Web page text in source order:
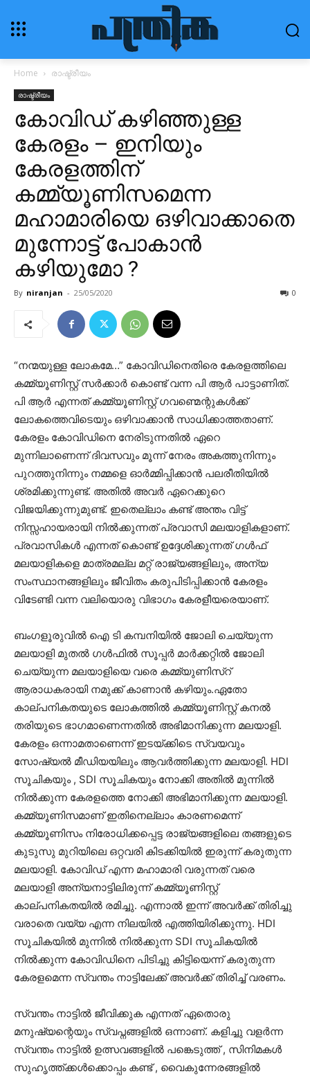
Home രാഷ്ട്രീയം
രാഷ്ട്രീയം
കോവിഡ് കഴിഞ്ഞുള്ള
കേരളം – ഇനിയും
കേരളത്തിന്
കമ്മ്യൂണിസമെന്ന
മഹാമാരിയെ ഒഴിവാക്കാതെ
മുന്നോട്ട് പോകാൻ
കഴിയുമോ ?
By niranjan - 25/05/2020 0
“നന്മയുള്ള ലോകമേ…” കോവിഡിനെതിരെ കേരളത്തിലെ
കമ്മ്യൂണിസ്റ്റ് സർക്കാർ കൊണ്ട് വന്ന പി ആർ പാട്ടാണിത്.
പി ആർ എന്നത് കമ്മ്യൂണിസ്റ്റ് ഗവണ്മെന്റുകൾക്ക്
ലോകത്തെവിടെയും ഒഴിവാക്കാൻ സാധിക്കാത്തതാണ്.
കേരളം കോവിഡിനെ നേരിടുന്നതിൽ ഏറെ
മുന്നിലാണെന്ന് ദിവസവും മൂന്ന് നേരം അകത്തുനിന്നും
പുറത്തുനിന്നും നമ്മളെ ഓർമ്മിപ്പിക്കാൻ പലരീതിയിൽ
ശ്രമിക്കുന്നുണ്ട്. അതിൽ അവർ ഏറെക്കുറെ
വിജയിക്കുന്നുമുണ്ട്. ഇതെല്ലാം കണ്ട് അന്തം വിട്ട്
നിസ്സഹായരായി നിൽക്കുന്നത് പ്രവാസി മലയാളികളാണ്.
പ്രവാസികൾ എന്നത് കൊണ്ട് ഉദ്ദേശിക്കുന്നത് ഗൾഫ്
മലയാളികളെ മാത്രമല്ല മറ്റ് രാജ്യങ്ങളിലും, അന്യ
സംസ്ഥാനങ്ങളിലും ജീവിതം കരുപിടിപ്പിക്കാൻ കേരളം
വിടേണ്ടി വന്ന വലിയൊരു വിഭാഗം കേരളീയരെയാണ്.
ബംഗളൂരുവിൽ ഐ ടി കമ്പനിയിൽ ജോലി ചെയ്യുന്ന
മലയാളി മുതൽ ഗൾഫിൽ സൂപ്പർ മാർക്കറ്റിൽ ജോലി
ചെയ്യുന്ന മലയാളിയെ വരെ കമ്മ്യുണിസ്റ്
ആരാധകരായി നമുക്ക് കാണാൻ കഴിയും.ഏതോ
കാല്പനികതയുടെ ലോകത്തിൽ കമ്മ്യൂണിസ്റ്റ് കനൽ
തരിയുടെ ഭാഗമാണെന്നതിൽ അഭിമാനിക്കുന്ന മലയാളി.
കേരളം ഒന്നാമതാണെന്ന് ഇടയ്ക്കിടെ സ്വയവും
സോഷ്യൽ മീഡിയയിലും ആവർത്തിക്കുന്ന മലയാളി. HDI
സൂചികയും , SDI സൂചികയും നോക്കി അതിൽ മുന്നിൽ
നിൽക്കുന്ന കേരളത്തെ നോക്കി അഭിമാനിക്കുന്ന മലയാളി.
കമ്മ്യൂണിസമാണ് ഇതിനെല്ലാം കാരണമെന്ന്
കമ്മ്യൂണിസം നിരോധിക്കപ്പെട്ട രാജ്യങ്ങളിലെ തങ്ങളുടെ
കുടുസു മുറിയിലെ ഒറ്റവരി കിടക്കിയിൽ ഇരുന്ന് കരുതുന്ന
മലയാളി. കോവിഡ് എന്ന മഹാമാരി വരുന്നത് വരെ
മലയാളി അന്യനാട്ടിലിരുന്ന് കമ്മ്യൂണിസ്റ്റ്
കാല്പനികതയിൽ രമിച്ചു. എന്നാൽ ഇന്ന് അവർക്ക് തിരിച്ചു
വരാതെ വയ്യ എന്ന നിലയിൽ എത്തിയിരിക്കുന്നു. HDI
സൂചികയിൽ മുന്നിൽ നിൽക്കുന്ന SDI സൂചികയിൽ
നിൽക്കുന്ന കോവിഡിനെ പിടിച്ചു കിട്ടിയെന്ന് കരുതുന്ന
കേരളമെന്ന സ്വന്തം നാട്ടിലേക്ക് അവർക്ക് തിരിച്ച് വരണം.
സ്വന്തം നാട്ടിൽ ജീവിക്കുക എന്നത് ഏതൊരു
മനുഷ്യന്റെയും സ്വപ്നങ്ങളിൽ ഒന്നാണ്. കളിച്ചു വളർന്ന
സ്വന്തം നാട്ടിൽ ഉത്സവങ്ങളിൽ പങ്കെടുത്ത് , സിനിമകൾ
സുഹൃത്ത്ക്കൾക്കൊപ്പം കണ്ട് , വൈകുന്നേരങ്ങളിൽ